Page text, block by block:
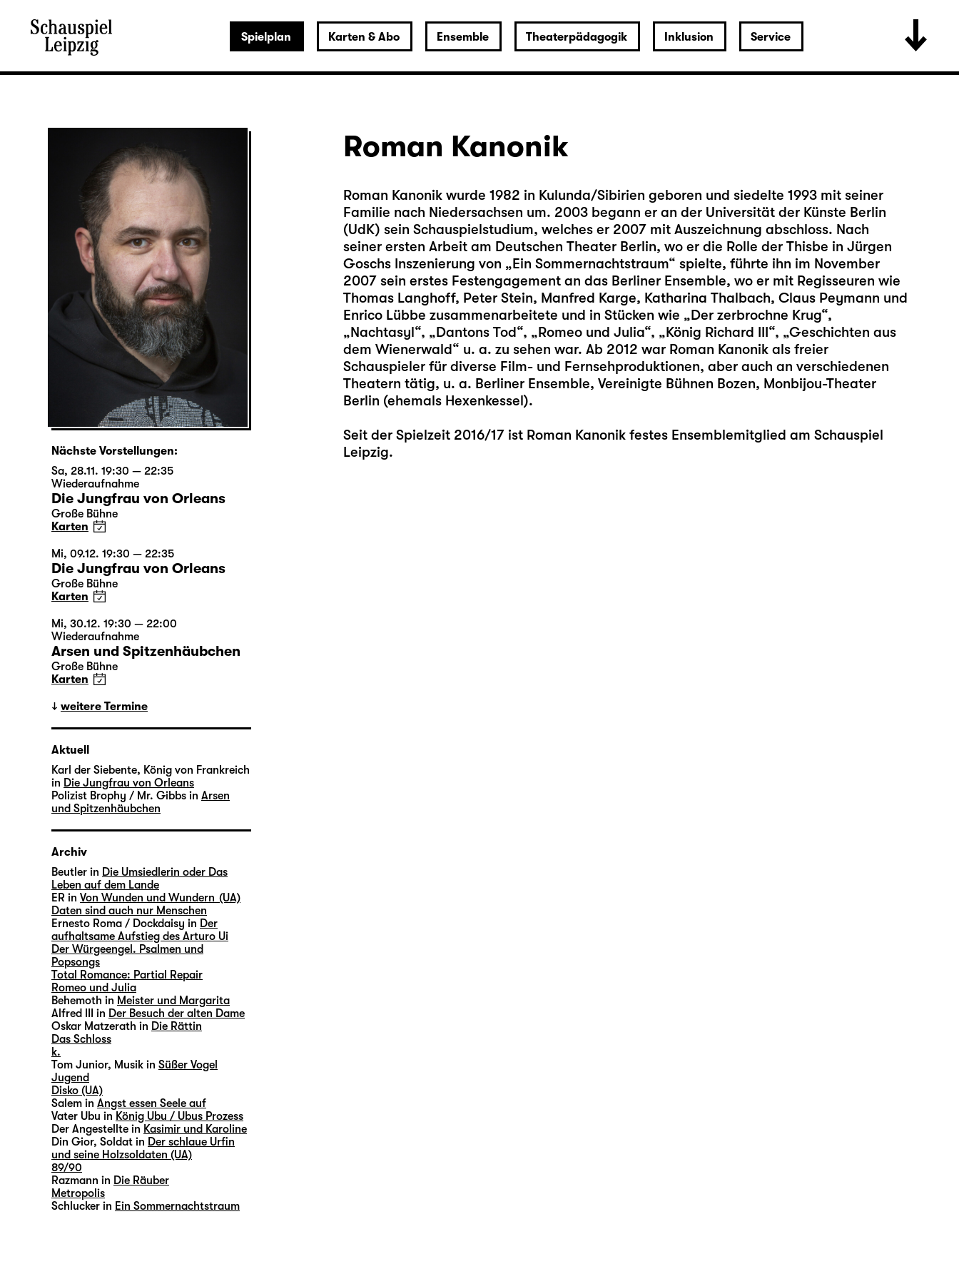
Spielplan Karten & Abo Ensemble Theaterpädagogik Inklusion Service
Roman Kanonik
Roman Kanonik wurde 1982 in Kulunda/Sibirien geboren und siedelte 1993 mit seiner
Familie nach Niedersachsen um. 2003 begann er an der Universität der Künste Berlin
(UdK) sein Schauspielstudium, welches er 2007 mit Auszeichnung abschloss. Nach
seiner ersten Arbeit am Deutschen Theater Berlin, wo er die Rolle der Thisbe in Jürgen
Goschs Inszenierung von „Ein Sommernachtstraum“ spielte, führte ihn im November
2007 sein erstes Festengagement an das Berliner Ensemble, wo er mit Regisseuren wie
Thomas Langhoff, Peter Stein, Manfred Karge, Katharina Thalbach, Claus Peymann und
Enrico Lübbe zusammenarbeitete und in Stücken wie „Der zerbrochne Krug“,
„Nachtasyl“, „Dantons Tod“, „Romeo und Julia“, „König Richard III“, „Geschichten aus
dem Wienerwald“ u. a. zu sehen war. Ab 2012 war Roman Kanonik als freier
Schauspieler für diverse Film- und Fernsehproduktionen, aber auch an verschiedenen
Theatern tätig, u. a. Berliner Ensemble, Vereinigte Bühnen Bozen, Monbijou-Theater
Berlin (ehemals Hexenkessel).
Seit der Spielzeit 2016/17 ist Roman Kanonik festes Ensemblemitglied am Schauspiel
Leipzig.
Nächste Vorstellungen:
Sa, 28.11. 19:30 — 22:35
Wiederaufnahme
Die Jungfrau von Orleans
Große Bühne
Karten
Mi, 09.12. 19:30 — 22:35
Die Jungfrau von Orleans
Große Bühne
Karten
Mi, 30.12. 19:30 — 22:00
Wiederaufnahme
Arsen und Spitzenhäubchen
Große Bühne
Karten
weitere Termine
Aktuell
Karl der Siebente, König von Frankreich
in Die Jungfrau von Orleans
Polizist Brophy / Mr. Gibbs in Arsen
und Spitzenhäubchen
Archiv
Beutler in Die Umsiedlerin oder Das
Leben auf dem Lande
ER in Von Wunden und Wundern (UA)
Daten sind auch nur Menschen
Ernesto Roma / Dockdaisy in Der
aufhaltsame Aufstieg des Arturo Ui
Der Würgeengel. Psalmen und
Popsongs
Total Romance: Partial Repair
Romeo und Julia
Behemoth in Meister und Margarita
Alfred III in Der Besuch der alten Dame
Oskar Matzerath in Die Rättin
Das Schloss
k.
Tom Junior, Musik in Süßer Vogel
Jugend
Disko (UA)
Salem in Angst essen Seele auf
Vater Ubu in König Ubu / Ubus Prozess
Der Angestellte in Kasimir und Karoline
Din Gior, Soldat in Der schlaue Urfin
und seine Holzsoldaten (UA)
89/90
Razmann in Die Räuber
Metropolis
Schlucker in Ein Sommernachtstraum